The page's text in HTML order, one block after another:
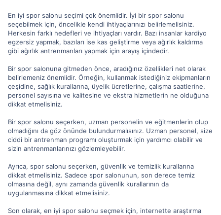
En iyi spor salonu seçimi çok önemlidir. İyi bir spor salonu
seçebilmek için, öncelikle kendi ihtiyaçlarınızı belirlemelisiniz.
Herkesin farklı hedefleri ve ihtiyaçları vardır. Bazı insanlar kardiyo
egzersiz yapmak, bazıları ise kas geliştirme veya ağırlık kaldırma
gibi ağırlık antrenmanları yapmak için arayış içindedir.
Bir spor salonuna gitmeden önce, aradığınız özellikleri net olarak
belirlemeniz önemlidir. Örneğin, kullanmak istediğiniz ekipmanların
çeşidine, sağlık kurallarına, üyelik ücretlerine, çalışma saatlerine,
personel sayısına ve kalitesine ve ekstra hizmetlerin ne olduğuna
dikkat etmelisiniz.
Bir spor salonu seçerken, uzman personelin ve eğitmenlerin olup
olmadığını da göz önünde bulundurmalısınız. Uzman personel, size
ciddi bir antrenman programı oluşturmak için yardımcı olabilir ve
sizin antrenmanlarınızı gözlemleyebilir.
Ayrıca, spor salonu seçerken, güvenlik ve temizlik kurallarına
dikkat etmelisiniz. Sadece spor salonunun, son derece temiz
olmasına değil, aynı zamanda güvenlik kurallarının da
uygulanmasına dikkat etmelisiniz.
Son olarak, en iyi spor salonu seçmek için, internette araştırma